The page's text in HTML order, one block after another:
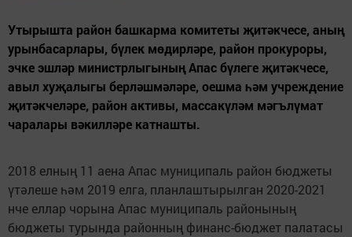
Утырышта район башкарма комитеты җитәкчесе, аның
урынбасарлары, бүлек мөдирләре, район прокуроры,
эчке эшләр министрлыгының Апас бүлеге җитәкчесе,
авыл хуҗалыгы берләшмәләре, оешма һәм учреждение
җитәкчеләре, район активы, массакүләм мәгълүмат
чаралары вәкилләре катнашты.
2018 елның 11 аена Апас муниципаль район бюджеты
үтәлеше һәм 2019 елга, планлаштырылган 2020-2021
нче еллар чорына Апас муниципаль районының
бюджеты турында районның финанс-бюджет палатасы